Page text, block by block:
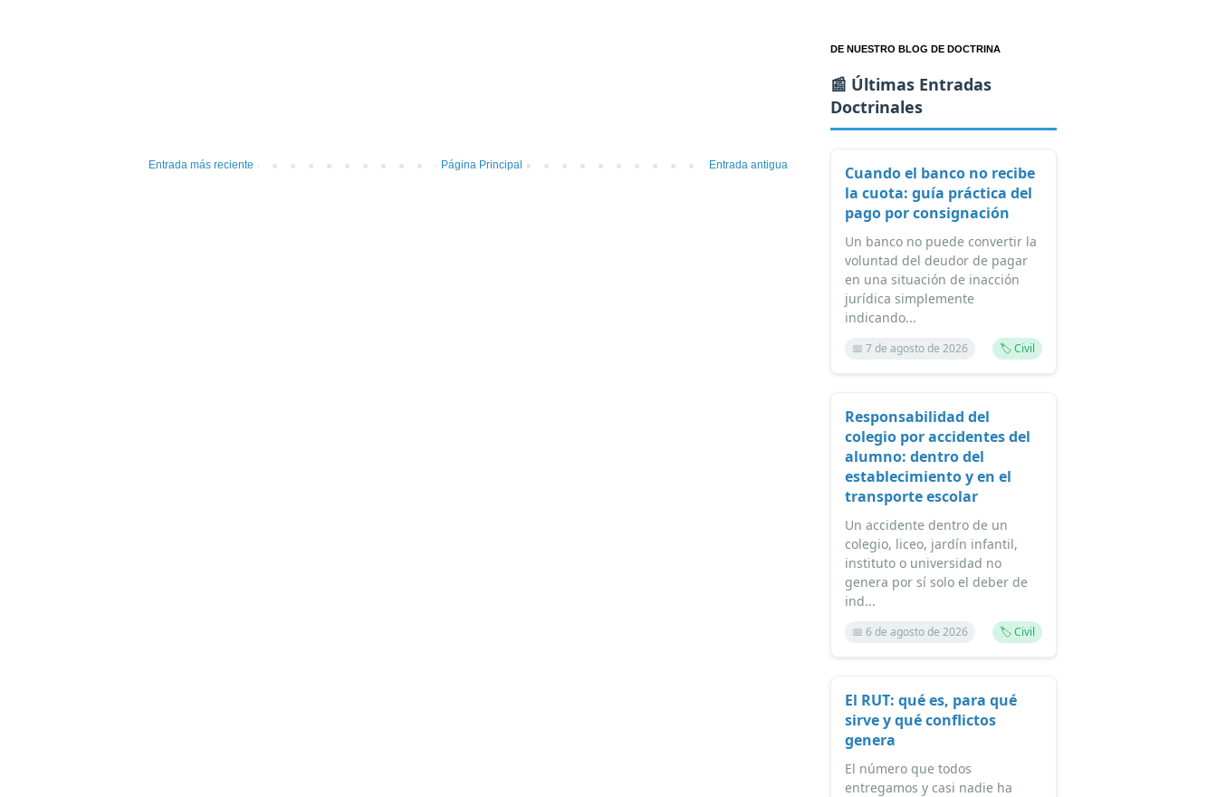
Entrada más reciente Entrada antigua
Página Principal
DE NUESTRO BLOG DE DOCTRINA
📰 Últimas Entradas
Doctrinales
Cuando el banco no recibe
la cuota: guía práctica del
pago por consignación
Un banco no puede convertir la
voluntad del deudor de pagar
en una situación de inacción
jurídica simplemente
indicando...
📅 7 de agosto de 2026 🏷️ Civil
Responsabilidad del
colegio por accidentes del
alumno: dentro del
establecimiento y en el
transporte escolar
Un accidente dentro de un
colegio, liceo, jardín infantil,
instituto o universidad no
genera por sí solo el deber de
ind...
📅 6 de agosto de 2026 🏷️ Civil
El RUT: qué es, para qué
sirve y qué conflictos
genera
El número que todos
entregamos y casi nadie ha